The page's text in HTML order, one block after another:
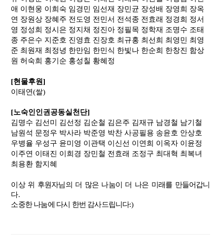
애 이현웅 이희숙 임경민 임선재 장민균 장성배 장영희 장옥
연 장원상 장혜주 전도영 전민서 전석종 전효래 정경희 정서
영 정성희 정시은 정지채 정진아 정필목 정학재 조명수 조태
종 주은수 지준호 진영효 진장호 최규홍 최선희 최영민
최영
준 최원재 최정녕 한만임 한민식 한빛나 한순희 한창진
함상
원 허숙희 홍기순 홍성칠 황혜정
[현물후원]
이태연(쌀)
[노숙인인권공동실천단]
김명수 김선미 김선정 김순철 김은주 김재규 남경철 남기철
남원석 문정우 박사라 박준영 박찬 사공필용 송윤호 안상호
우병율 우성구 윤미영 이관택 이신선 이연희 이옥자 이윤정
이주연 이태진 이희경 장민철 전효래 조정구 최대혁 최복녀
최용환 함지혜
이상 위 후원자님의 더 많은 나눔이 더 나은 미래를 만들어갑니
다.
소중한 나눔에 다시 한번 감사드립니다:)